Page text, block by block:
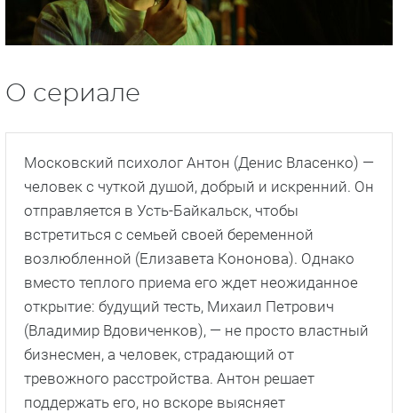
О сериале
Московский психолог Антон (Денис Власенко) —
человек с чуткой душой, добрый и искренний. Он
отправляется в Усть-Байкальск, чтобы
встретиться с семьей своей беременной
возлюбленной (Елизавета Кононова). Однако
вместо теплого приема его ждет неожиданное
открытие: будущий тесть, Михаил Петрович
(Владимир Вдовиченков), — не просто властный
бизнесмен, а человек, страдающий от
тревожного расстройства. Антон решает
поддержать его, но вскоре выясняет